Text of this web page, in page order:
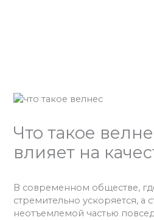
Что такое
влияет на
В современном обществе,
стремительно ускоряется, а
неотъемлемой частью